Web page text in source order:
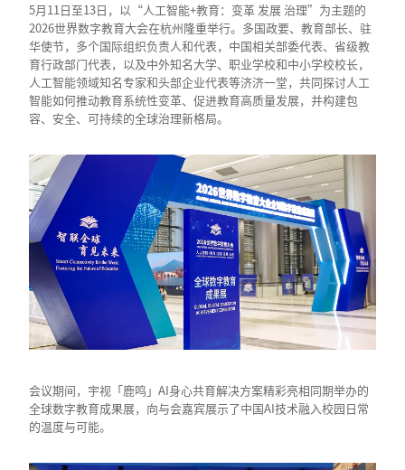
5月11日至13日，以“人工智能+教育：变革 发展 治理”为主题的
2026世界数字教育大会在杭州隆重举行。多国政要、教育部长、驻
华使节，多个国际组织负责人和代表，中国相关部委代表、省级教
育行政部门代表，以及中外知名大学、职业学校和中小学校校长，
人工智能领域知名专家和头部企业代表等济济一堂，共同探讨人工
智能如何推动教育系统性变革、促进教育高质量发展，并构建包
容、安全、可持续的全球治理新格局。
会议期间，宇视「鹿鸣」AI身心共育解决方案精彩亮相同期举办的
全球数字教育成果展，向与会嘉宾展示了中国AI技术融入校园日常
的温度与可能。